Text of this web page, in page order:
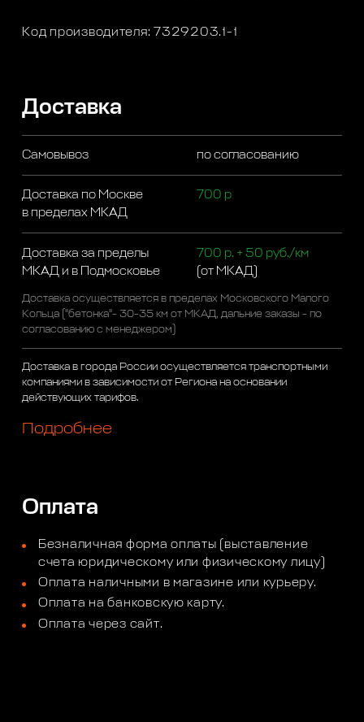
Код производителя: 7329203.1-1
Доставка
Самовывоз по согласованию
Доставка по Москве
в пределах МКАД
700 р
Доставка за пределы
МКАД и в Подмосковье
700 р. + 50 руб./км
(от МКАД)
Доставка осуществляется в пределах Московского Малого
Кольца ("бетонка"- 30-35 км от МКАД, дальние заказы - по
согласованию с менеджером)
Доставка в города России осуществляется транспортными
компаниями в зависимости от Региона на основании
действующих тарифов.
Подробнее
Оплата
Безналичная форма оплаты (выставление
счета юридическому или физическому лицу)
Оплата наличными в магазине или курьеру.
Оплата на банковскую карту.
Оплата через сайт.